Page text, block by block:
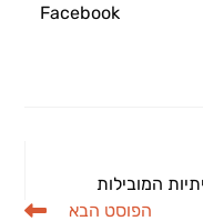
Facebook
המובילות
הפוסט הבא